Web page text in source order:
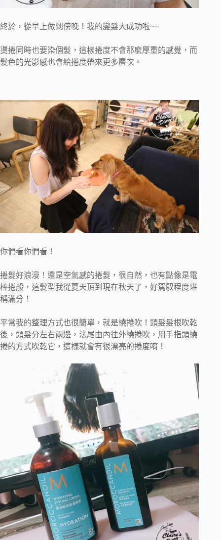
終於，從早上做到傍晚！我的變髮大成功啦~~
燙捲同時也要染個髮，這樣捲度不會那麼厚重的感覺，而
髮色的光影感也會給捲度帶來更多層次。
你們看你們看！
捲髮好浪漫！還是空氣感的捲髮，很自然，也有點像是電
棒捲般，這髮型我從夏天頂到現在秋天了，好駕馭程度堪
稱滿分！
平常我的整理方式也很簡單，就是繞捲吹！頭髮髮根吹乾
後，頭髮分左右兩邊，法尾由內往外繞捲吹，用手指頭繞
捲的方式吹乾它，這樣就會有很漂亮的捲度唷！